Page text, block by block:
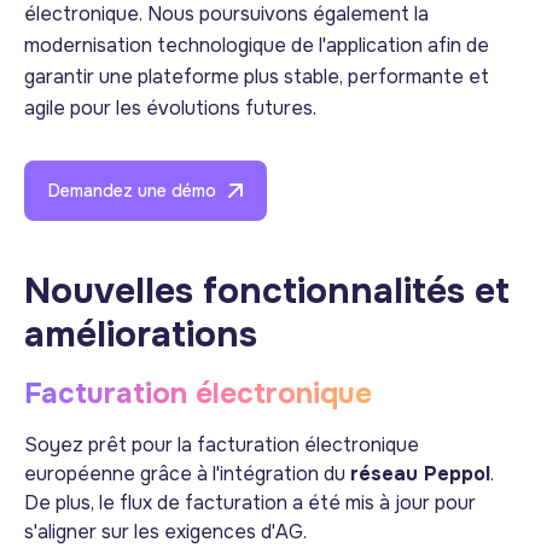
électronique. Nous poursuivons également la
modernisation technologique de l'application afin de
garantir une plateforme plus stable, performante et
agile pour les évolutions futures.
Demandez une démo
Nouvelles fonctionnalités et
améliorations
Facturation électronique
Soyez prêt pour la facturation électronique
européenne grâce à l'intégration du réseau Peppol.
De plus, le flux de facturation a été mis à jour pour
s'aligner sur les exigences d'AG.